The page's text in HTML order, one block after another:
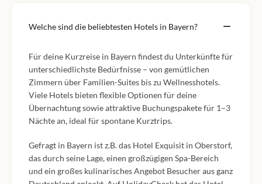
Welche sind die beliebtesten Hotels in Bayern?
Für deine Kurzreise in Bayern findest du Unterkünfte für
unterschiedlichste Bedürfnisse – von gemütlichen
Zimmern über Familien-Suites bis zu Wellnesshotels.
Viele Hotels bieten flexible Optionen für deine
Übernachtung sowie attraktive Buchungspakete für 1–3
Nächte an, ideal für spontane Kurztrips.
Gefragt in Bayern ist z.B. das Hotel Exquisit in Oberstorf,
das durch seine Lage, einen großzügigen Spa-Bereich
und ein großes kulinarisches Angebot Besucher aus ganz